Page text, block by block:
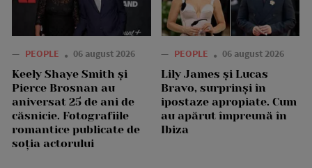
— PEOPLE 06 august 2026
Keely Shaye Smith și
Pierce Brosnan au
aniversat 25 de ani de
căsnicie. Fotografiile
romantice publicate de
soția actorului
— PEOPLE 06 august 2026
Lily James și Lucas
Bravo, surprinși în
ipostaze apropiate. Cum
au apărut împreună în
Ibiza